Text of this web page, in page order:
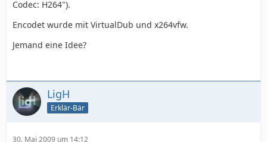
Codec: H264").
Encodet wurde mit VirtualDub und x264vfw.
Jemand eine Idee?
LigH
Erklär-Bär
30. Mai 2009 um 14:12